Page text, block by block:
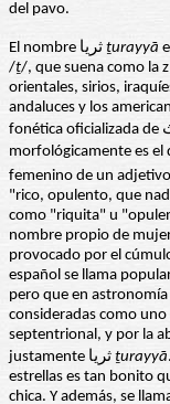
del pavo.
ṯurayyā
/ṯ/, que suena como la
orientales, sirios,
andaluces y los
"rico, opulento, que
como "riquita" u
nombre propio de
provocado por el
español se llama
pero que en astronomía
consideradas como
septentrional, y por la
ṯurayyā
estrellas es tan bonito
chica. Y además, se